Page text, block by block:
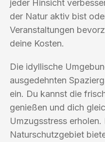
jeder Hinsicht
der Natur aktiv bist
Veranstaltungen
deine Kosten.
Die idyllische
ausgedehnten
ein. Du kannst die
genießen und dich
Umzugsstress
Naturschutzgebiet